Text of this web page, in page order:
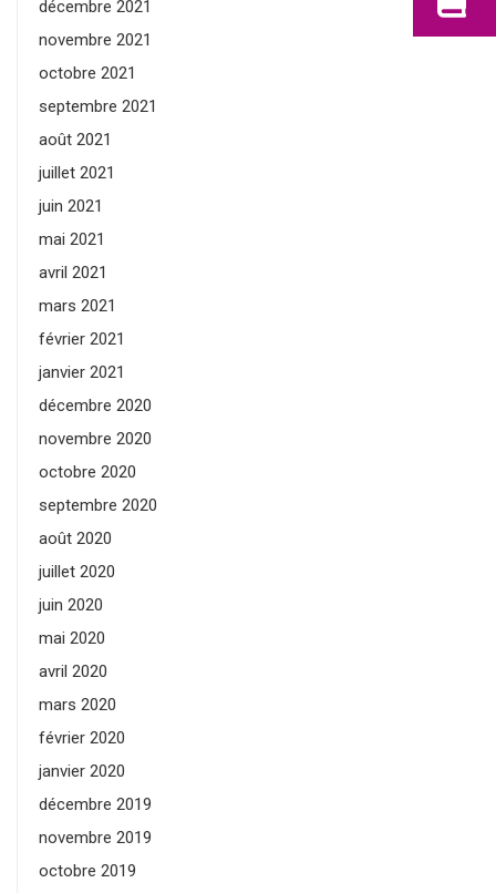
décembre 2021
novembre 2021
octobre 2021
septembre 2021
août 2021
juillet 2021
juin 2021
mai 2021
avril 2021
mars 2021
février 2021
janvier 2021
décembre 2020
novembre 2020
octobre 2020
septembre 2020
août 2020
juillet 2020
juin 2020
mai 2020
avril 2020
mars 2020
février 2020
janvier 2020
décembre 2019
novembre 2019
octobre 2019